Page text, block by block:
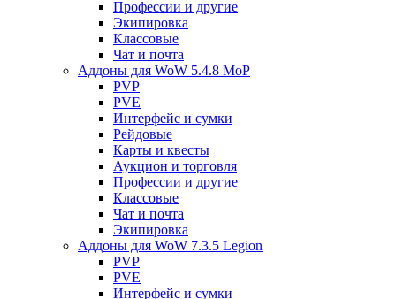
Профессии и другие
Экипировка
Классовые
Чат и почта
Аддоны для WoW 5.4.8 MoP
PVP
PVE
Интерфейс и сумки
Рейдовые
Карты и квесты
Аукцион и торговля
Профессии и другие
Классовые
Чат и почта
Экипировка
Аддоны для WoW 7.3.5 Legion
PVP
PVE
Интерфейс и сумки